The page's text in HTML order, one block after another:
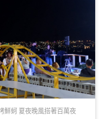
鮮蚵 夏夜晚風搭著百萬夜